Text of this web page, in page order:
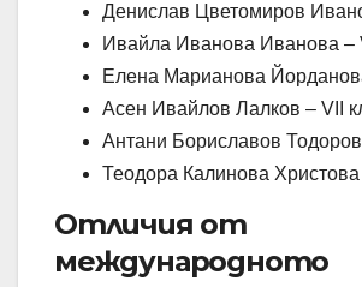
Денислав Цветомиров
Ивайла Иванова Иванова –
Елена Марианова
Асен Ивайлов Лалков – VII
Антани Бориславов
Теодора Калинова Христова
Отличия от
международното